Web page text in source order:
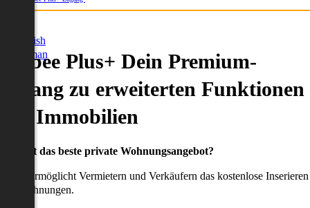
English
German
Plus+ Dein Premium-
zu erweiterten Funktionen
Immobilien
willst das beste private Wohnungsangebot?
ermöglicht Vermietern und Verkäufern das kostenlose Inserieren
Wohnungen.